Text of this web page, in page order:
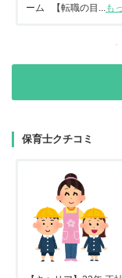
ーム 【転職の目...も
保育士クチコミ